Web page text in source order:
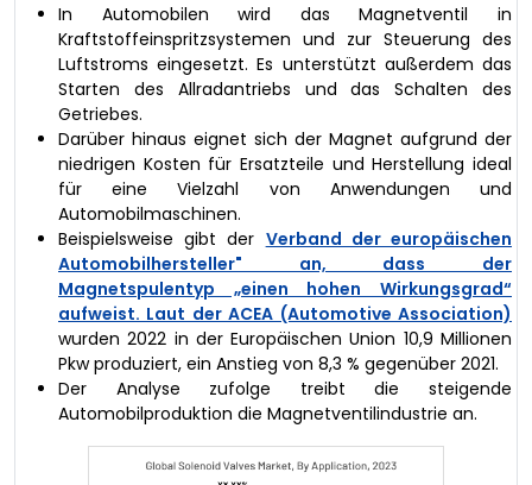
In Automobilen wird das Magnetventil in
Kraftstoffeinspritzsystemen und zur Steuerung des
Luftstroms eingesetzt. Es unterstützt außerdem das
Starten des Allradantriebs und das Schalten des
Getriebes.
Darüber hinaus eignet sich der Magnet aufgrund der
niedrigen Kosten für Ersatzteile und Herstellung ideal
für eine Vielzahl von Anwendungen und
Automobilmaschinen.
Beispielsweise gibt der Verband der europäischen
Automobilhersteller" an, dass der
Magnetspulentyp „einen hohen Wirkungsgrad“
aufweist. Laut der ACEA (Automotive Association)
wurden 2022 in der Europäischen Union 10,9 Millionen
Pkw produziert, ein Anstieg von 8,3 % gegenüber 2021.
Der Analyse zufolge treibt die steigende
Automobilproduktion die Magnetventilindustrie an.